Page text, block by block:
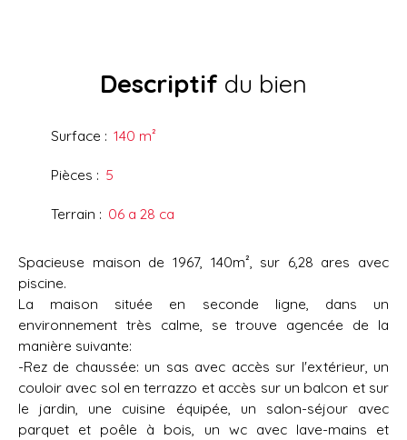
Descriptif du bien
Surface : 140 m²
Pièces : 5
Terrain : 06 a 28 ca
Spacieuse maison de 1967, 140m², sur 6,28 ares avec
piscine.
La maison située en seconde ligne, dans un
environnement très calme, se trouve agencée de la
manière suivante:
-Rez de chaussée: un sas avec accès sur l'extérieur, un
couloir avec sol en terrazzo et accès sur un balcon et sur
le jardin, une cuisine équipée, un salon-séjour avec
parquet et poêle à bois, un wc avec lave-mains et